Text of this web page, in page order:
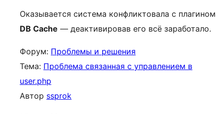
Оказывается система конфликтовала с плагином
DB Cache — деактивировав его всё заработало.
Форум: Проблемы и решения
Тема: Проблема связанная с управлением в
user.php
Автор ssprok